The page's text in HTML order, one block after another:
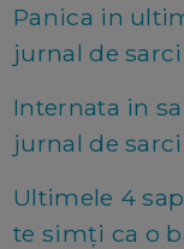
Panica in
jurnal de
Internata in
jurnal de
Ultimele 4
te simți ca o